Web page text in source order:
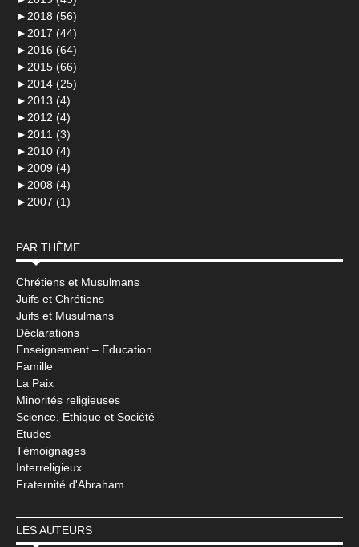
► 2018 (56)
► 2017 (44)
► 2016 (64)
► 2015 (66)
► 2014 (25)
► 2013 (4)
► 2012 (4)
► 2011 (3)
► 2010 (4)
► 2009 (4)
► 2008 (4)
► 2007 (1)
PAR THÈME
Chrétiens et Musulmans
Juifs et Chrétiens
Juifs et Musulmans
Déclarations
Enseignement – Education
Famille
La Paix
Minorités religieuses
Science, Ethique et Société
Etudes
Témoignages
Interreligieux
Fraternité d'Abraham
LES AUTEURS